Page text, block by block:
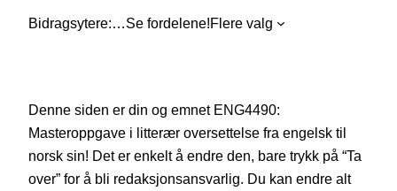
Bidragsytere: Se fordelene!Flere valg
Denne siden er din og emnet ENG4490:
Masteroppgave i litterær oversettelse fra engelsk til
norsk sin! Det er enkelt å endre den, bare trykk på “Ta
over” for å bli redaksjonsansvarlig. Du kan endre alt